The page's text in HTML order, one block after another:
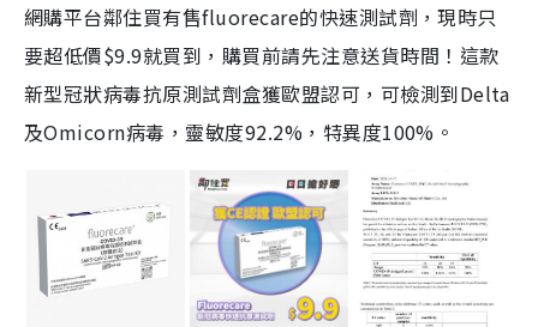
網購平台鄰住買有售fluorecare的快速測試劑，現時只
要超低價$9.9就買到，購買前請先注意送貨時間！這款
新型冠狀病毒抗原測試劑盒獲歐盟認可，可檢測到Delta
及Omicorn病毒，靈敏度92.2%，特異度100%。